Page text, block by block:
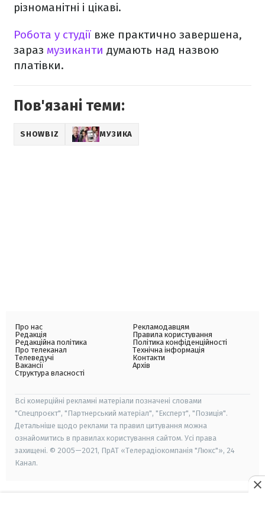
різноманітні і цікаві.
Робота у студії вже практично завершена,
зараз музиканти думають над назвою
платівки.
Пов'язані теми:
SHOWBIZ МУЗИКА
Про нас
Редакція
Редакційна політика
Про телеканал
Телеведучі
Вакансії
Структура власності
Рекламодавцям
Правила користування
Політика конфіденційності
Технічна інформація
Контакти
Архів
Всі комерційні рекламні матеріали позначені словами
"Спецпроєкт", "Партнерський матеріал", "Експерт", "Позиція".
Детальніше щодо реклами та правил цитування можна
ознайомитись в правилах користування сайтом. Усі права
захищені. © 2005—2021, ПрАТ «Телерадіокомпанія "Люкс"», 24
Канал.